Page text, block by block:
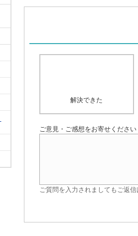
解決できた
ご意見・ご感想をお寄せください
ご質問を入力されましてもご返